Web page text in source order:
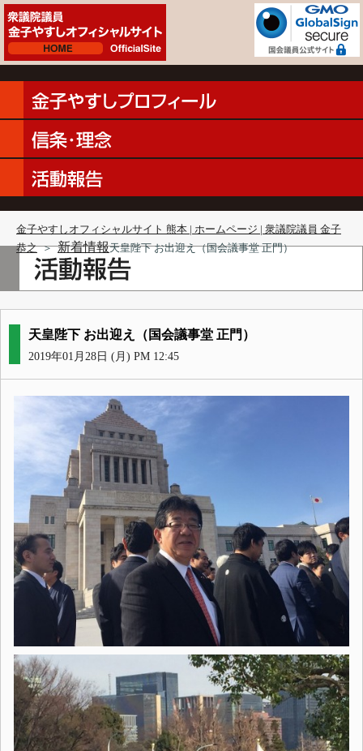
金子やすしオフィシャルサイト 熊本 | ホームページ | 衆議院議員 金子
恭之 ＞ 新着情報天皇陛下 お出迎え（国会議事堂 正門）
天皇陛下 お出迎え（国会議事堂 正門）
2019年01月28日 (月) PM 12:45